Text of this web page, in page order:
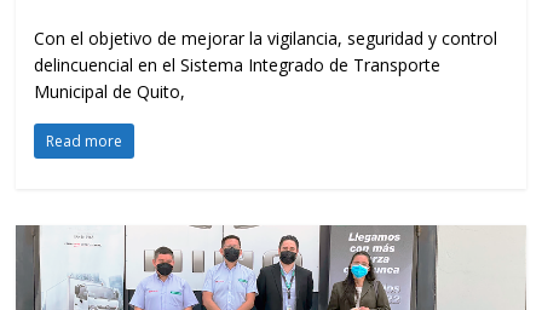
Con el objetivo de mejorar la vigilancia, seguridad y control
delincuencial en el Sistema Integrado de Transporte
Municipal de Quito,
Read more